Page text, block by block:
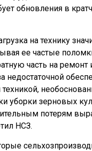
обновления в
на технику
ее частые
часть на ремонт
недостаточной
уборки зерновых
потерям
НСЗ.